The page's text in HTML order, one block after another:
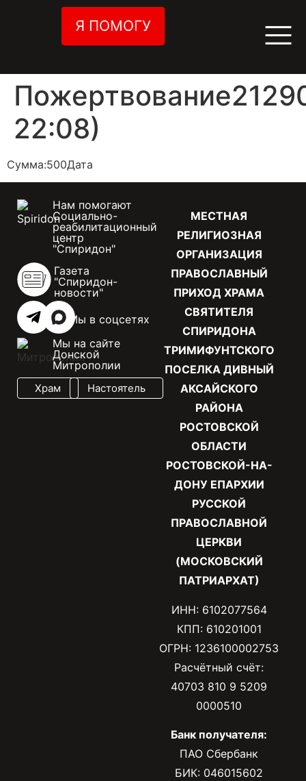
Я ПОМОГУ
22:08)
Сумма:500Дата
МЕСТНАЯ
РЕЛИГИОЗНАЯ
ОРГАНИЗАЦИЯ
ПРАВОСЛАВНЫЙ
ПРИХОД ХРАМА
СВЯТИТЕЛЯ
СПИРИДОНА
ТРИМИФУНТСКОГО
ПОСЕЛКА ДИВНЫЙ
АКСАЙСКОГО
РАЙОНА
РОСТОВСКОЙ
ОБЛАСТИ
РОСТОВСКОЙ-НА-
ДОНУ ЕПАРХИИ
РУССКОЙ
ПРАВОСЛАВНОЙ
ЦЕРКВИ
(МОСКОВСКИЙ
ПАТРИАРХАТ)
ИНН: 6102077564
КПП: 610201001
ОГРН: 1236100002753
Расчётный счёт:
40703 810 9 5209
0000510
Банк получателя:
ПАО Сбербанк
БИК: 046015602
Нам помогают
Социально-
реабилитационный
центр
"Спиридон"
Газета
"Спиридон-
новости"
Мы в соцсетях
Мы на сайте
Донской
Митрополии
Храм Настоятель